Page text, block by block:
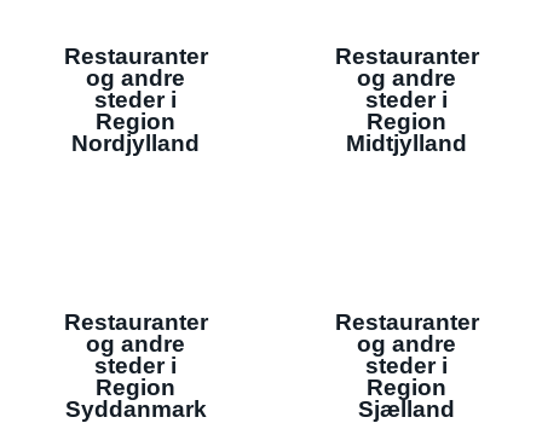
Restauranter
og andre
steder i
Region
Nordjylland
Restauranter
og andre
steder i
Region
Midtjylland
Restauranter
og andre
steder i
Region
Syddanmark
Restauranter
og andre
steder i
Region
Sjælland